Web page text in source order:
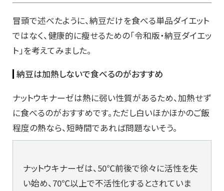
冒頭で述べたように、納豆だけを食べる単品ダイエット
ではなく、健康的に瘦せるための「令和版・納豆ダイエッ
ト」を考えてみました。
納豆は加熱しないで食べるのがおすすめ
ナットウキナーゼは熱に弱い性質があるため、加熱せず
に食べるのがおすすめです。ただし白いほかほかのご飯
程度の熱なら、短時間であれば問題ないそう。
ナットウキナーゼは、50℃前後で徐々に活性を失
い始め、70℃以上で不活性化するとされていま